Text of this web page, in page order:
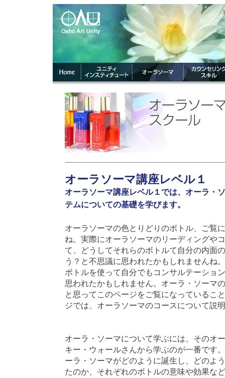
オーラソーマ講座レベル１
オーラソーマ講座レベル１では、オーラ・
テムについての基礎を学びます。
オーラソーマの色とりどりのボトル、ご覧
ね。実際にオーラソーマのリーディングや
て、どうしてそれらのボトルて自分の内面
う？と不思議に思われたかもしれませんね
ボトルを使って自分でもコンサルテーショ
思われたかもしれません。オーラ・ソーマ
と思ってこのページをご覧になっているこ
ジでは、オーラソーマのコースについて説
オーラ・ソーマについて学ぶには、そのオ
キー・ウォールさんから学ぶのが一番です
ーラ・ソーマがどのように誕生し、どのよ
たのか、それぞれのボトルの意味や効果な